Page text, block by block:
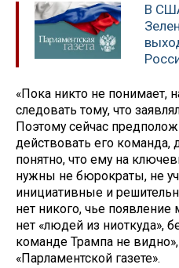
В
«Пока никто не понимает,
следовать тому, что
Поэтому сейчас
действовать его
понятно, что ему на
нужны не бюрократы, не
инициативные и
нет никого, чье
нет «людей из ниоткуда»,
команде Трампа не
«Парламентской газете».